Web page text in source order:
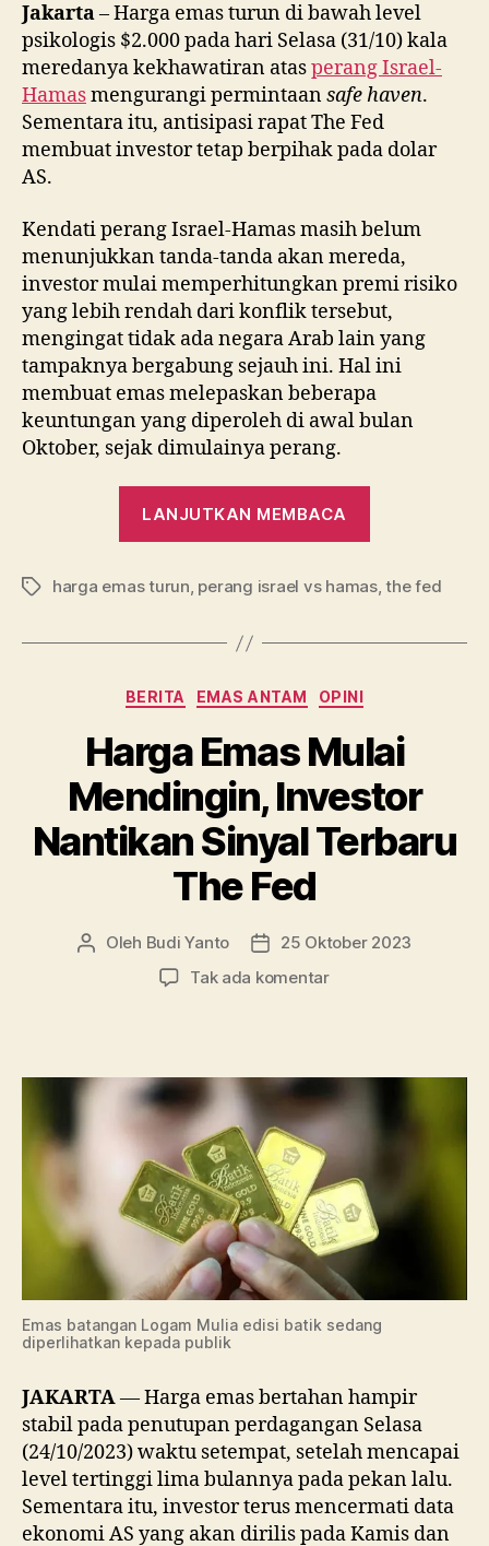
Jakarta– Harga emas turun di bawah level
psikologis $2.000 pada hari Selasa (31/10) kala
meredanya kekhawatiran atasperang Israel-
Hamasmengurangi permintaansafe haven.
Sementara itu, antisipasi rapat The Fed
membuat investor tetap berpihak pada dolar
AS.
Kendati perang Israel-Hamas masih belum
menunjukkan tanda-tanda akan mereda,
investor mulai memperhitungkan premi risiko
yang lebih rendah dari konflik tersebut,
mengingat tidak ada negara Arab lain yang
tampaknya bergabung sejauh ini. Hal ini
membuat emas melepaskan beberapa
keuntungan yang diperoleh di awal bulan
Oktober, sejak dimulainya perang.
LANJUTKAN MEMBACA
dan
Fed
Emas
Turun”
Tag harga emas turun, perang israel vs hamas,the fed
Kategori
BERITA EMAS ANTAM OPINI
Harga Emas Mulai
Mendingin, Investor
Nantikan Sinyal Terbaru
The Fed
Penulis
Oleh Budi Yanto
Tanggal
25 Oktober 2023
Tak ada komentarpada
Investor
Nantikan
The
Fed
Emas batangan Logam Mulia edisi batik sedang
diperlihatkan kepada publik
JAKARTA— Harga emas bertahan hampir
stabil pada penutupan perdagangan Selasa
(24/10/2023) waktu setempat, setelah mencapai
level tertinggi lima bulannya pada pekan lalu.
Sementara itu, investor terus mencermati data
ekonomi AS yang akan dirilis pada Kamis dan